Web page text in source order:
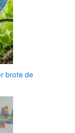
brote de